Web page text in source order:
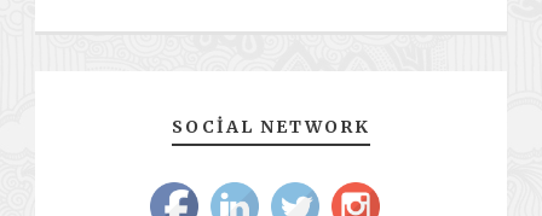
SOCIAL NETWORK